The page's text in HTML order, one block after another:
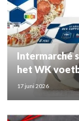
Intermarché
het WK
17 juni 2026